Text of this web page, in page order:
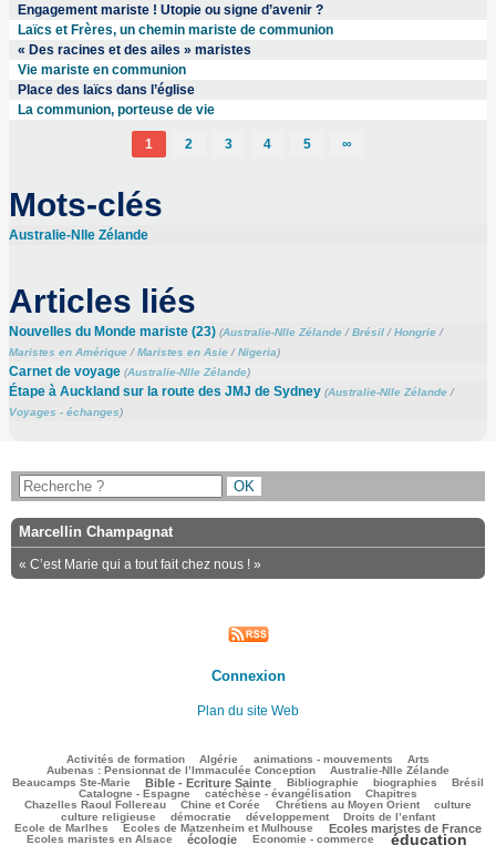
Engagement mariste ! Utopie ou signe d’avenir ?
Laïcs et Frères, un chemin mariste de communion
« Des racines et des ailes » maristes
Vie mariste en communion
Place des laïcs dans l’église
La communion, porteuse de vie
1 2 3 4 5 ∞
Mots-clés
Australie-Nlle Zélande
Articles liés
Nouvelles du Monde mariste (23) (Australie-Nlle Zélande/Brésil/Hongrie/
Maristes en Amérique/Maristes en Asie/Nigeria)
Carnet de voyage (Australie-Nlle Zélande)
Étape à Auckland sur la route des JMJ de Sydney (Australie-Nlle Zélande/
Voyages - échanges)
Marcellin Champagnat
« C’est Marie qui a tout fait chez nous ! »
Connexion
Plan du site Web
Activités de formation Algérie animations - mouvements Arts
Aubenas : Pensionnat de l’Immaculée Conception
44/2706 Australie-Nlle Zélande
67/2706
Beaucamps Ste-Marie
722/2706 Bible - Ecriture Sainte
44/2706 Bibliographie
472/2706 biographies
192/2706 Brésil
472/2706
Catalogne - Espagne
catéchèse - évangélisation Chapitres
Chazelles Raoul Follereau
117/2706 Chine et Corée
224/2706 Chrétiens au Moyen Orient
541/2706 culture
46/2706
culture religieuse
démocratie développement Droits de l’enfant
Ecole de Marlhes
182/2706 Ecoles de Matzenheim et Mulhouse
896/2706 Ecoles maristes de France
267/2706
Ecoles maristes en Alsace
675/2706 écologie
97/2706 Economie - commerce
1522/2706 éducation
209/2706